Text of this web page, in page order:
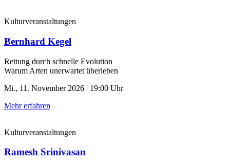
Kulturveranstaltungen
Bernhard Kegel
Rettung durch schnelle ­Evolution
Warum Arten unerwartet überleben
Mi., 11. November 2026 | 19:00 Uhr
Mehr erfahren
Kulturveranstaltungen
Ramesh Srinivasan